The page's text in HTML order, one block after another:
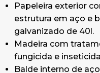
Papeleira exterior
estrutura em aço e
galvanizado de 40l.
Madeira com
fungicida e inseticida
Balde interno de